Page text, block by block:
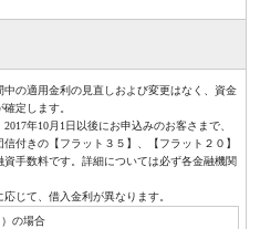
の適用金利の見直しおよび変更はなく、資金
定します。
年10月1日以後にお申込みのお客さまで、
付きの【フラット３５】、【フラット２０】
手数料です。詳細については必ず各金融機関
じて、借入金利が異なります。
の場合